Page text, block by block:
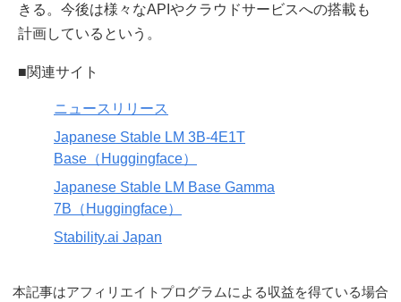
きる。今後は様々なAPIやクラウドサービスへの搭載も
計画しているという。
■関連サイト
ニュースリリース
Japanese Stable LM 3B-4E1T
Base（Huggingface）
Japanese Stable LM Base Gamma
7B（Huggingface）
Stability.ai Japan
本記事はアフィリエイトプログラムによる収益を得ている場合